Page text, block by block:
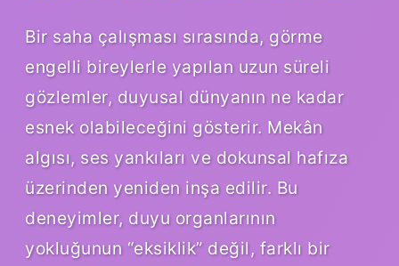
Bir saha çalışması sırasında, görme
engelli bireylerle yapılan uzun süreli
gözlemler, duyusal dünyanın ne kadar
esnek olabileceğini gösterir. Mekân
algısı, ses yankıları ve dokunsal hafıza
üzerinden yeniden inşa edilir. Bu
deneyimler, duyu organlarının
yokluğunun “eksiklik” değil, farklı bir